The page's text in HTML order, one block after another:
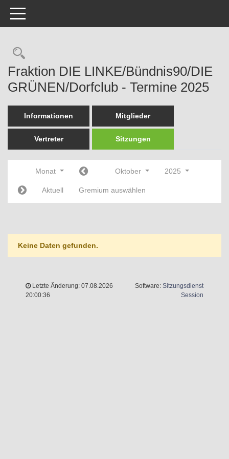
Toggle navigation
Rechercheauswahl
Fraktion DIE LINKE/Bündnis90/DIE
GRÜNEN/Dorfclub - Termine 2025
Informationen Mitglieder
Vertreter Sitzungen
Monat Oktober 2025
Aktuell Gremium auswählen
Keine Daten gefunden.
Letzte Änderung: 07.08.2026
20:00:36
Software: Sitzungsdienst
Session